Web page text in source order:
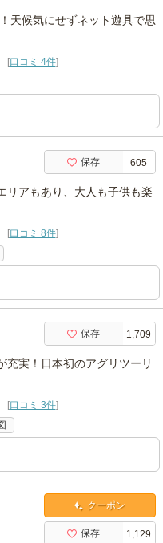
天候気にせずネット遊具で思
[口コミ 4件]
保存 605
リアもあり、大人も子供も楽
[口コミ 8件]
保存 1,709
充実！日本初のアグリツーリ
[口コミ 3件]
クーポン
保存 1,129